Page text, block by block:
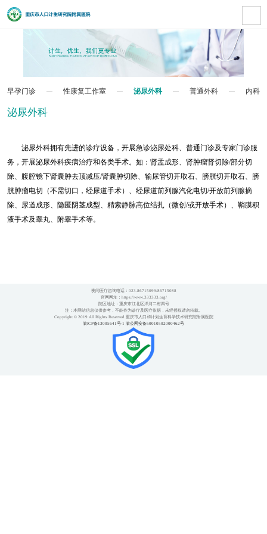
早孕门诊 性康复工作室 泌尿外科 普通外科 内科
泌尿外科
泌尿外科拥有先进的诊疗设备，开展急诊泌尿处科、普通门诊及专家门诊服
务，开展泌尿外科疾病治疗和各类手术。如：肾盂成形、肾肿瘤肾切除/部分切
除、腹腔镜下肾囊肿去顶减压/肾囊肿切除、输尿管切开取石、膀胱切开取石、膀
胱肿瘤电切（不需切口，经尿道手术）、经尿道前列腺汽化电切/开放前列腺摘
除、尿道成形、隐匿阴茎成型、精索静脉高位结扎（微创/或开放手术）、鞘膜积
液手术及睾丸、附睾手术等。
夜间医疗咨询电话：023-86715099/86715088
官网网址：https://www.333333.org/
院区地址：重庆市江北区洋河二村四号
注：本网站信息仅供参考，不能作为诊疗及医疗依据，未经授权请勿转载。
Copyright © 2019 All Rights Reserved 重庆市人口和计划生育科学技术研究院附属医院
渝ICP备13005641号-1 渝公网安备50010502000462号